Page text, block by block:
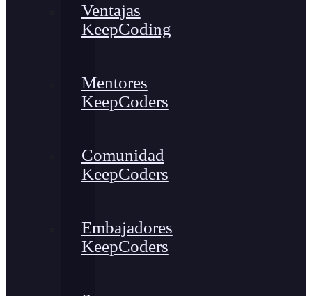
Ventajas
KeepCoding
Mentores
KeepCoders
Comunidad
KeepCoders
Embajadores
KeepCoders